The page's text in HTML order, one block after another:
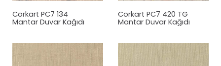
Corkart PC7 134
Mantar Duvar Kağıdı
Corkart PC7 420 TG
Mantar Duvar Kağıdı